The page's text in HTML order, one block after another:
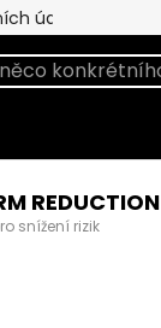
údajů
REDUCTION
snížení rizik